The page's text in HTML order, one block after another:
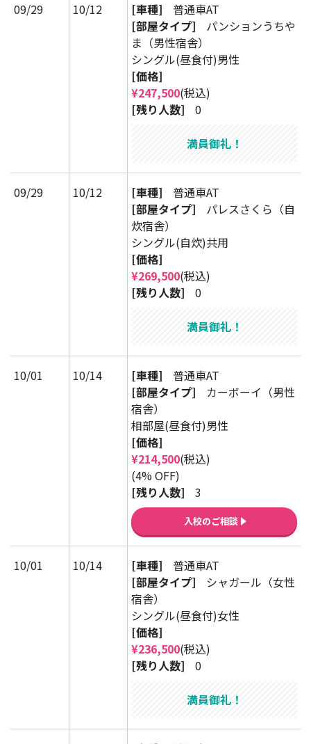
09/29 10/12 [車種]
普通車AT
[部屋タイプ]
パンションうちや
ま（男性宿舎）
シングル(昼食付)男性
[価格]
¥247,500(税込)
[残り人数]
0
満員御礼！
09/29 10/12 [車種]
普通車AT
[部屋タイプ]
パレスさくら（自
炊宿舎）
シングル(自炊)共用
[価格]
¥269,500(税込)
[残り人数]
0
満員御礼！
10/01 10/14 [車種]
普通車AT
[部屋タイプ]
カーボーイ（男性
宿舎）
相部屋(昼食付)男性
[価格]
¥214,500(税込)
(4% OFF)
[残り人数]
3
入校のご相談
10/01 10/14 [車種]
普通車AT
[部屋タイプ]
シャガール（女性
宿舎）
シングル(昼食付)女性
[価格]
¥236,500(税込)
[残り人数]
0
満員御礼！